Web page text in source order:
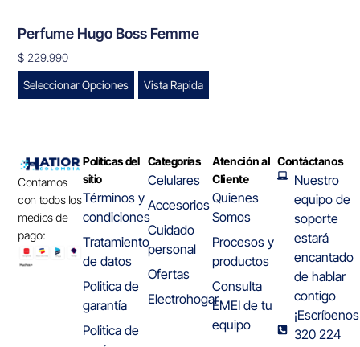
Perfume Hugo Boss Femme
$ 229.990
Seleccionar Opciones
Vista Rapida
Contamos
con todos los
medios de
pago:
Políticas del
sitio
Términos y
condiciones
Tratamiento
de datos
Politica de
garantía
Politica de
Categorías
Celulares
Accesorios
Cuidado
personal
Ofertas
Electrohogar
Atención al
Cliente
Quienes
Somos
Procesos y
productos
Consulta
EMEI de tu
equipo
Contáctanos
Nuestro
equipo de
soporte
estará
encantado
de hablar
contigo
320 224